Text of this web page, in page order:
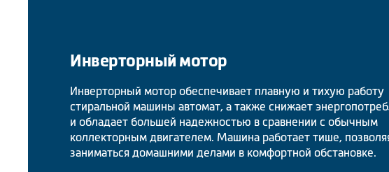
Инверторный мотор
Инверторный мотор обеспечивает плавную и тихую работу
стиральной машины автомат, а также снижает
и обладает большей надежностью в сравнении с обычным
коллекторным двигателем. Машина работает тише,
заниматься домашними делами в комфортной обстановке.